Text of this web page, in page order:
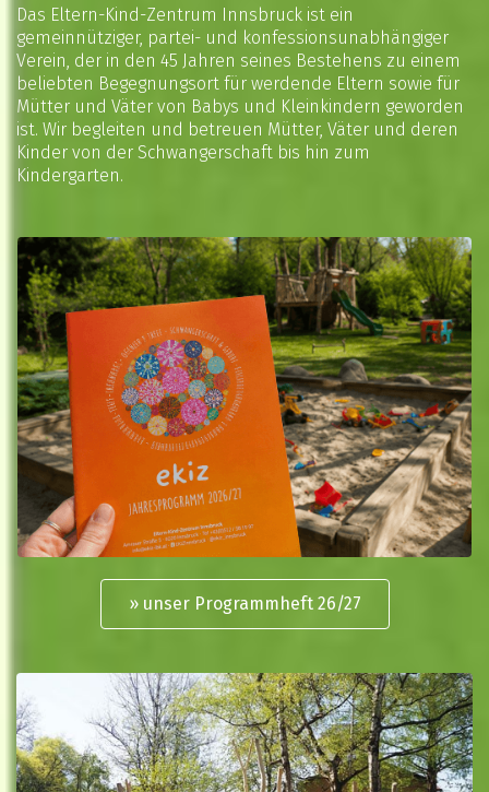
Das Eltern-Kind-Zentrum Innsbruck ist ein
gemeinnütziger, partei- und konfessionsunabhängiger
Verein, der in den 45 Jahren seines Bestehens zu einem
beliebten Begegnungsort für werdende Eltern sowie für
Mütter und Väter von Babys und Kleinkindern geworden
ist. Wir begleiten und betreuen Mütter, Väter und deren
Kinder von der Schwangerschaft bis hin zum
Kindergarten.
» unser Programmheft 26/27